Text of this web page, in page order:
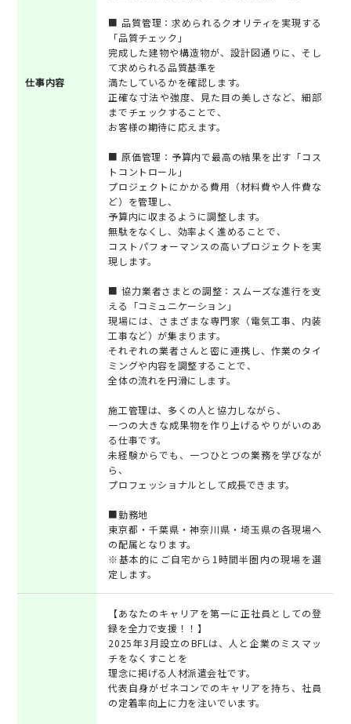
仕事内容
■ 品質管理：求められるクオリティを実現する
「品質チェック」
完成した建物や構造物が、設計図通りに、そし
て求められる品質基準を
満たしているかを確認します。
正確な寸法や強度、見た目の美しさなど、細部
までチェックすることで、
お客様の期待に応えます。
■ 原価管理：予算内で最高の結果を出す「コス
トコントロール」
プロジェクトにかかる費用（材料費や人件費な
ど）を管理し、
予算内に収まるように調整します。
無駄をなくし、効率よく進めることで、
コストパフォーマンスの高いプロジェクトを実
現します。
■ 協力業者さまとの調整：スムーズな進行を支
える「コミュニケーション」
現場には、さまざまな専門家（電気工事、内装
工事など）が集まります。
それぞれの業者さんと密に連携し、作業のタイ
ミングや内容を調整することで、
全体の流れを円滑にします。
施工管理は、多くの人と協力しながら、
一つの大きな成果物を作り上げるやりがいのあ
る仕事です。
未経験からでも、一つひとつの業務を学びなが
ら、
プロフェッショナルとして成長できます。
■勤務地
東京都・千葉県・神奈川県・埼玉県の各現場へ
の配属となります。
※基本的にご自宅から1時間半圏内の現場を選
定します。
【あなたのキャリアを第一に正社員としての登
録を全力で支援！！】
2025年3月設立のBFLは、人と企業のミスマッ
チをなくすことを
理念に掲げる人材派遣会社です。
代表自身がゼネコンでのキャリアを持ち、社員
の定着率向上に力を注いでいます。